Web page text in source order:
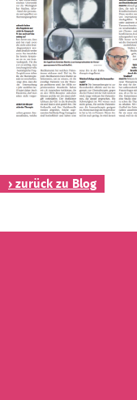
Mitglied werden
Kontakt
› zurück zu Blog